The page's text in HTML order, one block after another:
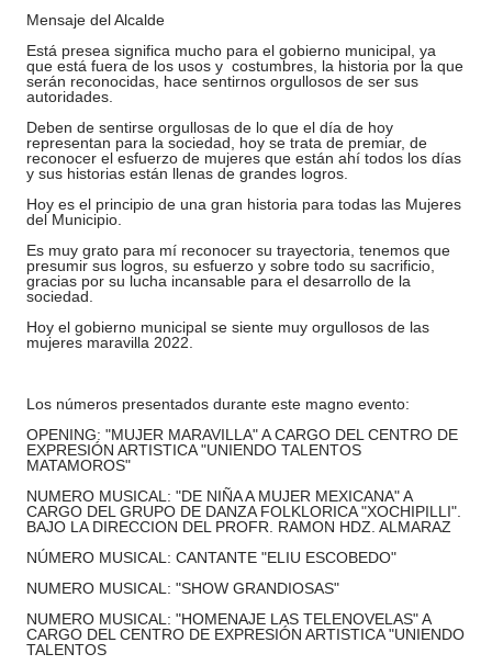
Mensaje del Alcalde
Está presea significa mucho para el gobierno municipal, ya
que está fuera de los usos y costumbres, la historia por la que
serán reconocidas, hace sentirnos orgullosos de ser sus
autoridades.
Deben de sentirse orgullosas de lo que el día de hoy
representan para la sociedad, hoy se trata de premiar, de
reconocer el esfuerzo de mujeres que están ahí todos los días
y sus historias están llenas de grandes logros.
Hoy es el principio de una gran historia para todas las Mujeres
del Municipio.
Es muy grato para mí reconocer su trayectoria, tenemos que
presumir sus logros, su esfuerzo y sobre todo su sacrificio,
gracias por su lucha incansable para el desarrollo de la
sociedad.
Hoy el gobierno municipal se siente muy orgullosos de las
mujeres maravilla 2022.
Los números presentados durante este magno evento:
OPENING: "MUJER MARAVILLA" A CARGO DEL CENTRO DE
EXPRESIÓN ARTISTICA "UNIENDO TALENTOS
MATAMOROS"
NUMERO MUSICAL: "DE NIÑA A MUJER MEXICANA" A
CARGO DEL GRUPO DE DANZA FOLKLORICA "XOCHIPILLI".
BAJO LA DIRECCION DEL PROFR. RAMON HDZ. ALMARAZ
NÚMERO MUSICAL: CANTANTE "ELIU ESCOBEDO"
NUMERO MUSICAL: "SHOW GRANDIOSAS"
NUMERO MUSICAL: "HOMENAJE LAS TELENOVELAS" A
CARGO DEL CENTRO DE EXPRESIÓN ARTISTICA "UNIENDO
TALENTOS